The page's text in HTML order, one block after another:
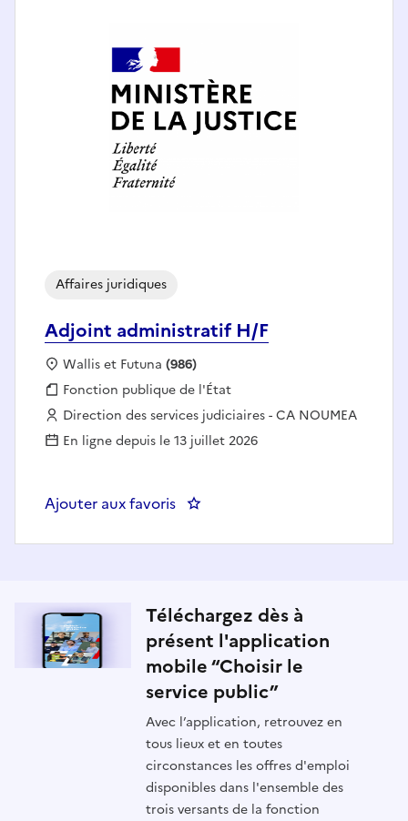
Adjoint administratif H/F
Affaires juridiques
Localisation :
Wallis et Futuna (986)
Fonction publique :
Fonction publique de l'État
Employeur :
Direction des services judiciaires - CA NOUMEA
En ligne depuis le 13 juillet 2026
Ajouter aux favoris : Adjoint administratif H/F
Téléchargez dès à
présent l'application
mobile “Choisir le
service public”
Avec l’application, retrouvez en
tous lieux et en toutes
circonstances les offres d'emploi
disponibles dans l'ensemble des
trois versants de la fonction